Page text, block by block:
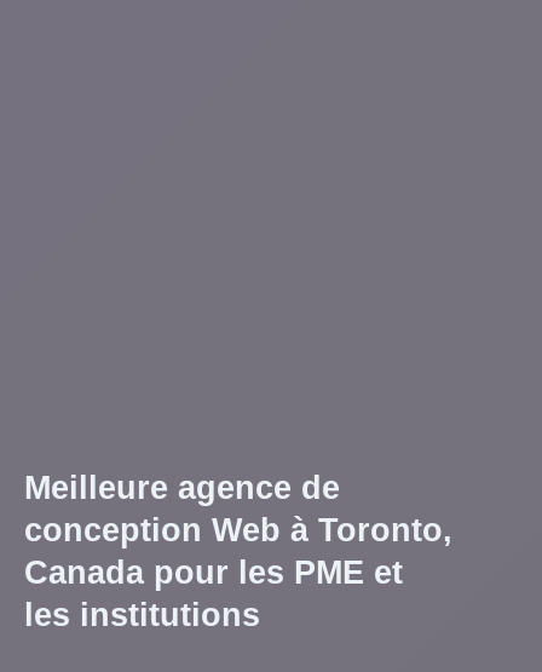
Meilleure agence de
conception Web à Toronto,
Canada pour les PME et
les institutions